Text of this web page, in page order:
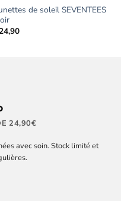
de soleil SEVENTEES
24,90€
avec soin. Stock limité et